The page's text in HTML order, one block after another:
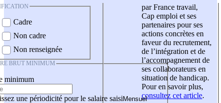
Cadre
Non cadre
Non renseignée
BRUT MINIMUM
minimum
une périodicité pour le salaire saisi
par France travail,
Cap emploi et ses
partenaires pour ses
actions concrètes en
faveur du recrutement,
de l’intégration et de
l’accompagnement de
ses collaborateurs en
situation de handicap.
Pour en savoir plus,
consultez cet article.